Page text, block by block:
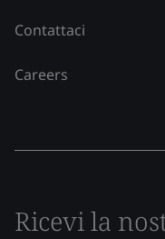
Contattaci
Careers
Ricevi la